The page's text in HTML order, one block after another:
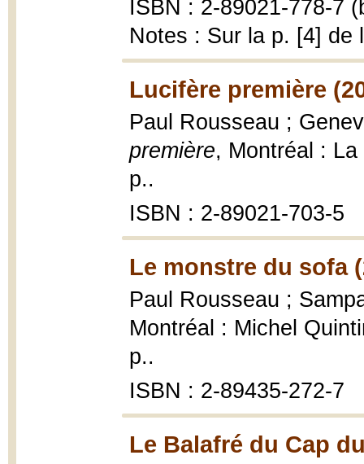
ISBN : 2-89021-778-7
Notes : Sur la p. [4] de
Lucifère première
Paul Rousseau ;
première, Montréal :
p..
ISBN : 2-89021-703-5
Le monstre du sofa
Paul Rousseau ;
Montréal : Michel
p..
ISBN : 2-89435-272-7
Le Balafré du Cap